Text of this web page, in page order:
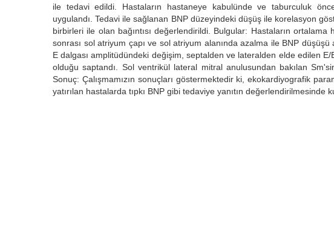
ile tedavi edildi. Hastaların hastaneye kabulünde ve taburculuk
uygulandı. Tedavi ile sağlanan BNP düzeyindeki düşüş ile korelasyon
birbirleri ile olan bağıntısı değerlendirildi. Bulgular: Hastaların
sonrası sol atriyum çapı ve sol atriyum alanında azalma ile BNP
E dalgası amplitüdündeki değişim, septalden ve lateralden elde edilen
olduğu saptandı. Sol ventrikül lateral mitral anulusundan bakılan
Sonuç: Çalışmamızın sonuçları göstermektedir ki, ekokardiyografik
yatırılan hastalarda tıpkı BNP gibi tedaviye yanıtın değerlendirilmesinde